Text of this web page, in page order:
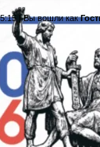
|Вы вошли как